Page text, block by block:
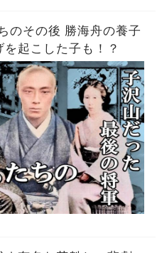
のその後 勝海舟の養子
起こした子も！？